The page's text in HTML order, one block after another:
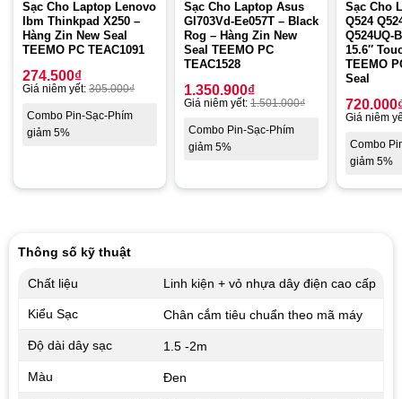
Sạc Cho Laptop Lenovo
Ibm Thinkpad X250 –
Hàng Zin New Seal
TEEMO PC TEAC1091
274.500₫
Giá niêm yết: 305.000₫
Combo Pin-Sạc-Phím
giảm 5%
Sạc Cho Laptop Asus
Gl703Vd-Ee057T – Black
Rog – Hàng Zin New
Seal TEEMO PC
TEAC1528
1.350.900₫
Giá niêm yết: 1.501.000₫
Combo Pin-Sạc-Phím
giảm 5%
Sạc Cho
Q524
Q524UQ-
15.6″
TEEMO
Seal
720.000
Giá niêm
Combo
giảm 5%
Thông số kỹ thuật
Chất liệu Linh kiện + vỏ nhựa dây điện cao cấp
Kiểu Sạc Chân cắm tiêu chuẩn theo mã máy
Độ dài dây sạc 1.5 -2m
Màu Đen